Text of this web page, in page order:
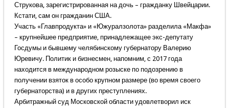
Струкова, зарегистрированная на дочь – гражданку Швейцарии.
Кстати, сам он гражданин США.
Участь «Главпродукта» и «Южуралзолота» разделила «Макфа»
– крупнейшее предприятие, принадлежащее экс-депутату
Госдумы и бывшему челябинскому губернатору Валерию
Юревичу. Политик и бизнесмен, напомним, с 2017 года
находится в международном розыске по подозрению в
получении взяток в особо крупном размере (во время своего
губернаторства) и в других преступлениях.
Арбитражный суд Московской области удовлетворил иск